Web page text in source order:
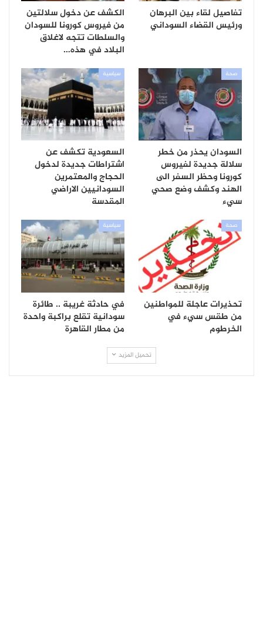
تفاصيل لقاء بين البرهان
ورئيس القضاء السوداني
الكشف عن دخول سلالتين
من فيروس كورونا للسودان
والسلطات تتجه لاغلاق
البلاد في هذه…
صحة
السودان يحذر من خطر
سلالة جديدة لفيروس
كورونا وحظر السفر الى
الهند وكشف وضع صحي
سيء
سياسية
السعودية تكشف عن
اشتراطات جديدة لدخول
الحجاج والمعتمرين
السودانيين الاراضي
المقدسة
صحة
تحذيرات عاجلة للمواطنين
من طقس سيء في
الخرطوم
سياسية
في حادثة غريبة .. طائرة
سودانية تقلع براكبة واحدة
من مطار القاهرة
تحميل المزيد